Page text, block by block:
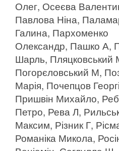
Олег, Осеєва
Павлова Ніна,
Галина, Пархоменко
Олександр, Пашко А,
Шарль, Пляцковський
Погорєловський М,
Марія, Почепцов
Пришвін Михайло,
Петро, Рева Л,
Максим, Різник Г,
Романіка Микола,